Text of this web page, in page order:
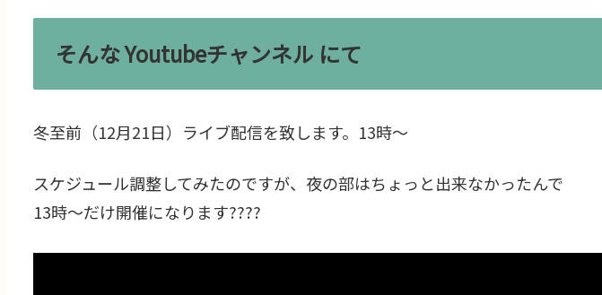
そんな Youtubeチャンネル にて
冬至前（12月21日）ライブ配信を致します。13時～
スケジュール調整してみたのですが、夜の部はちょっと出来なかったんで
13時～だけ開催になります????